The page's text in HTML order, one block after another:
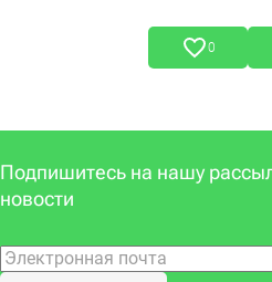
0
Подпишитесь на нашу
новости